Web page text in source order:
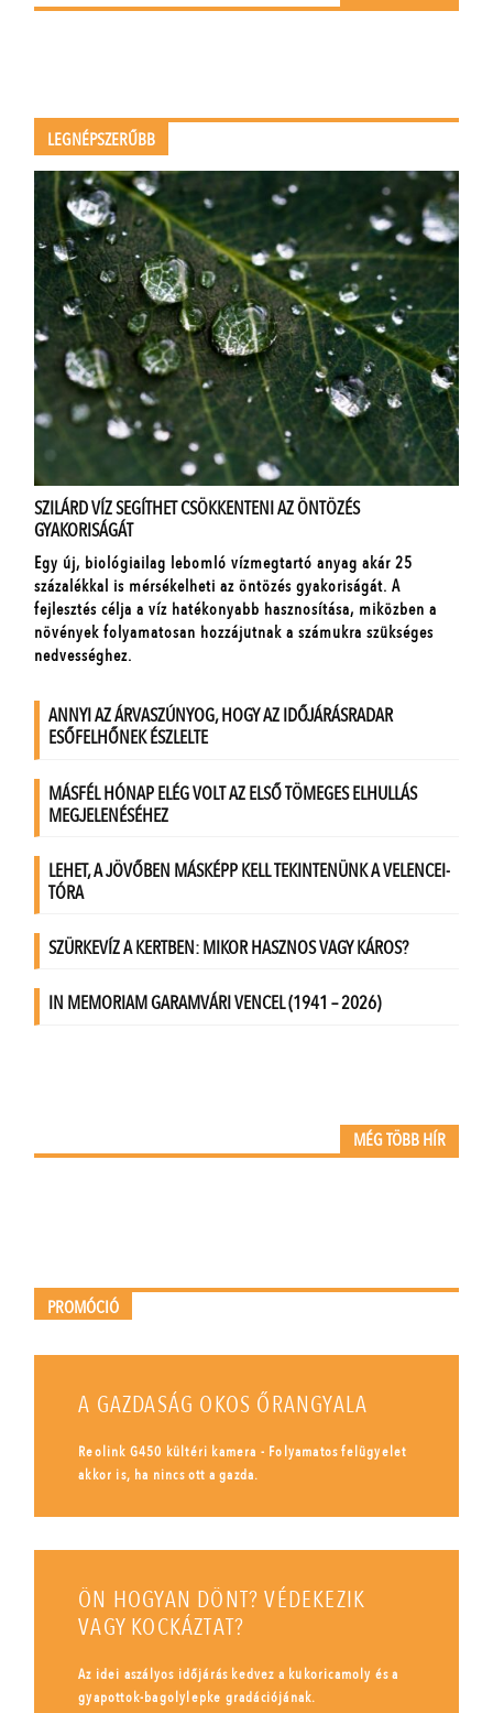
LEGNÉPSZERŰBB
MÉG TÖBB HÍR
PROMÓCIÓ
A GAZDASÁG OKOS ŐRANGYALA
Reolink G450 kültéri kamera - Folyamatos felügyelet
akkor is, ha nincs ott a gazda.
ÖN HOGYAN DÖNT? VÉDEKEZIK
VAGY KOCKÁZTAT?
Az idei aszályos időjárás kedvez a kukoricamoly és a
gyapottok-bagolylepke gradációjának.